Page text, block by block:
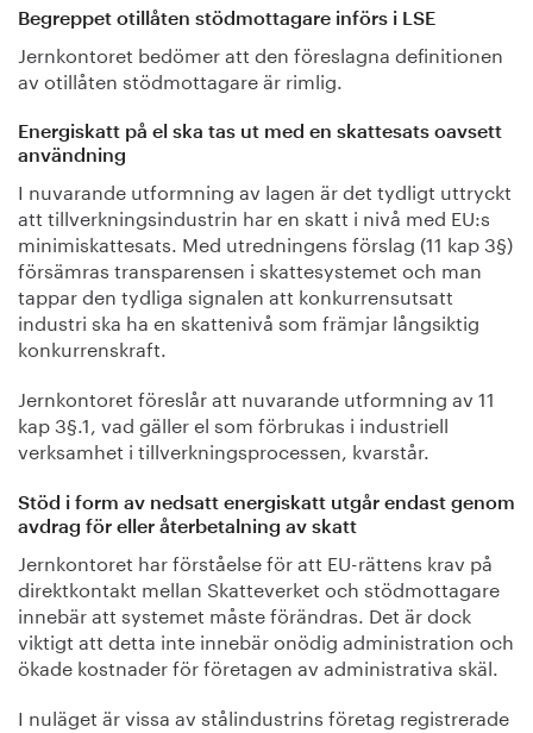
Begreppet otillåten stödmottagare införs i LSE
Jernkontoret bedömer att den föreslagna definitionen
av otillåten stödmottagare är rimlig.
Energiskatt på el ska tas ut med en skattesats oavsett
användning
I nuvarande utformning av lagen är det tydligt uttryckt
att tillverkningsindustrin har en skatt i nivå med EU:s
minimiskattesats. Med utredningens förslag (11 kap 3§)
försämras transparensen i skattesystemet och man
tappar den tydliga signalen att konkurrensutsatt
industri ska ha en skattenivå som främjar långsiktig
konkurrenskraft.
Jernkontoret föreslår att nuvarande utformning av 11
kap 3§.1, vad gäller el som förbrukas i industriell
verksamhet i tillverkningsprocessen, kvarstår.
Stöd i form av nedsatt energiskatt utgår endast genom
avdrag för eller återbetalning av skatt
Jernkontoret har förståelse för att EU-rättens krav på
direktkontakt mellan Skatteverket och stödmottagare
innebär att systemet måste förändras. Det är dock
viktigt att detta inte innebär onödig administration och
ökade kostnader för företagen av administrativa skäl.
I nuläget är vissa av stålindustrins företag registrerade